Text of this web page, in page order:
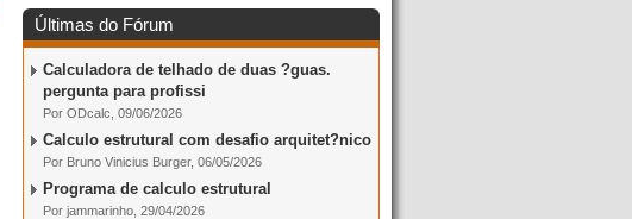
Últimas do Fórum
Calculadora de telhado de duas ?guas.
pergunta para profissi
Por ODcalc, 09/06/2026
Calculo estrutural com desafio arquitet?nico
Por Bruno Vinicius Burger, 06/05/2026
Programa de calculo estrutural
Por jammarinho, 29/04/2026